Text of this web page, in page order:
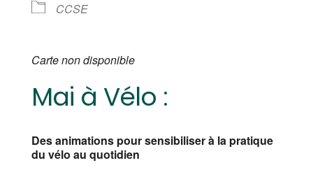
CCSE
Carte non disponible
Mai à Vélo :
Des animations pour sensibiliser à la pratique
du vélo au quotidien